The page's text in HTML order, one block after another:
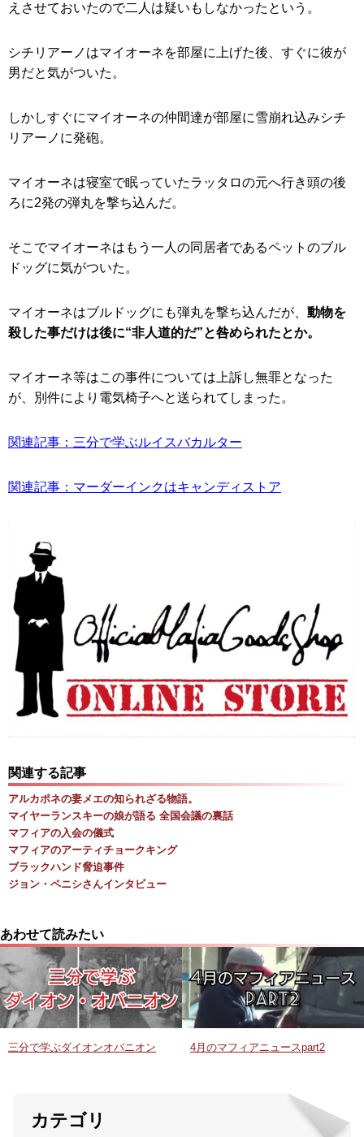
えさせておいたので二人は疑いもしなかったという。
シチリアーノはマイオーネを部屋に上げた後、すぐに彼が
男だと気がついた。
しかしすぐにマイオーネの仲間達が部屋に雪崩れ込みシチ
リアーノに発砲。
マイオーネは寝室で眠っていたラッタロの元へ行き頭の後
ろに2発の弾丸を撃ち込んだ。
そこでマイオーネはもう一人の同居者であるペットのブル
ドッグに気がついた。
マイオーネはブルドッグにも弾丸を撃ち込んだが、 動物を
殺した事だけは後に“非人道的だ”と咎められたとか。
マイオーネ等はこの事件については上訴し無罪となった
が、別件により電気椅子へと送られてしまった。
関連記事：三分で学ぶルイスバカルター
関連記事：マーダーインクはキャンディストア
関連する記事
アルカポネの妻メエの知られざる物語。
マイヤーランスキーの娘が語る 全国会議の裏話
マフィアの入会の儀式
マフィアのアーティチョークキング
ブラックハンド脅迫事件
ジョン・ペニシさんインタビュー
あわせて読みたい
三分で学ぶダイオンオバニオン 4月のマフィアニュースpart2
カテゴリ